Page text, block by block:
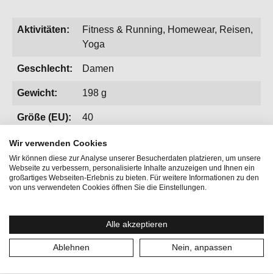
Aktivitäten:
Fitness & Running, Homewear, Reisen,
Yoga
Geschlecht: Damen
Gewicht: 198 g
Größe (EU): 40
Kategorien: Leggins & Tights
Größe: L
Produktgalerie überspringen
Vervollständige deinen Look
Wir verwenden Cookies
Wir können diese zur Analyse unserer Besucherdaten platzieren, um unsere
Webseite zu verbessern, personalisierte Inhalte anzuzeigen und Ihnen ein
großartiges Webseiten-Erlebnis zu bieten. Für weitere Informationen zu den
von uns verwendeten Cookies öffnen Sie die Einstellungen.
Alle akzeptieren
Ablehnen Nein, anpassen